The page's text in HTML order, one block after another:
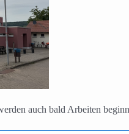
auch bald Arbeiten